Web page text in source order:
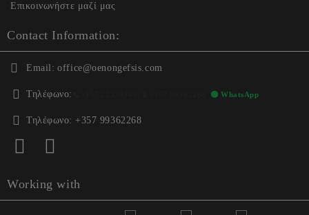
Επικοινωνήστε μαζί μας
Contact Information:
Email: office@oenongefsis.com
Τηλέφωνο: 🟢 WhatsApp
Τηλέφωνο: +357 99362268
Working with